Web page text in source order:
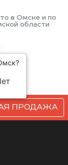
в Омске и по
области
ПРОДАЖА